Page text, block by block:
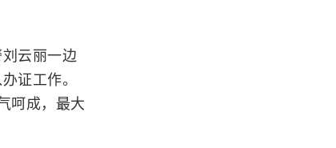
云丽一边
证工作。
呵成，最大